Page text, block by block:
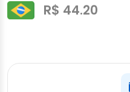
R$ 44.20